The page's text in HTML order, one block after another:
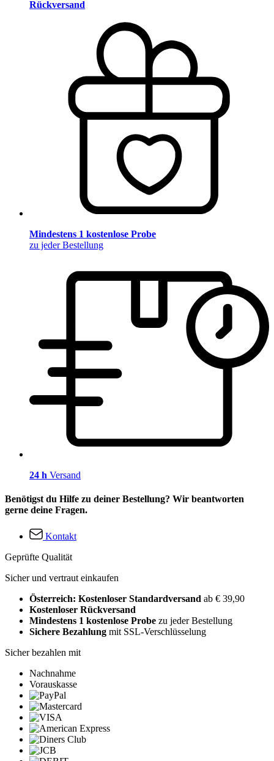
Rückversand
Mindestens 1 kostenlose Probe
zu jeder Bestellung
24 h Versand
Benötigst du Hilfe zu deiner Bestellung? Wir beantworten
gerne deine Fragen.
Kontakt
Geprüfte Qualität
Sicher und vertraut einkaufen
Österreich: Kostenloser Standardversand ab € 39,90
Kostenloser Rückversand
Mindestens 1 kostenlose Probe zu jeder Bestellung
Sichere Bezahlung mit SSL-Verschlüsselung
Sicher bezahlen mit
Nachnahme
Vorauskasse